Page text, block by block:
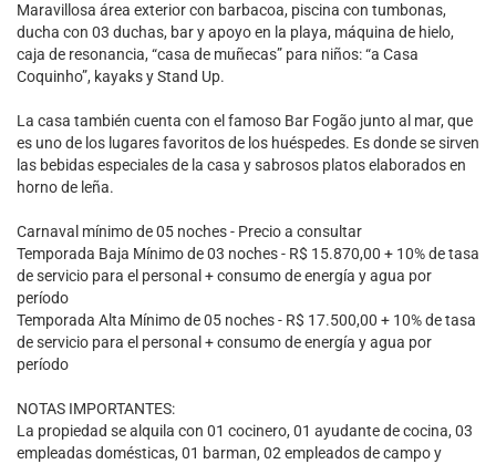
Maravillosa área exterior con barbacoa, piscina con tumbonas,
ducha con 03 duchas, bar y apoyo en la playa, máquina de hielo,
caja de resonancia, “casa de muñecas” para niños: “a Casa
Coquinho”, kayaks y Stand Up.
La casa también cuenta con el famoso Bar Fogão junto al mar, que
es uno de los lugares favoritos de los huéspedes. Es donde se sirven
las bebidas especiales de la casa y sabrosos platos elaborados en
horno de leña.
Carnaval mínimo de 05 noches - Precio a consultar
Temporada Baja Mínimo de 03 noches - R$ 15.870,00 + 10% de tasa
de servicio para el personal + consumo de energía y agua por
período
Temporada Alta Mínimo de 05 noches - R$ 17.500,00 + 10% de tasa
de servicio para el personal + consumo de energía y agua por
período
NOTAS IMPORTANTES:
La propiedad se alquila con 01 cocinero, 01 ayudante de cocina, 03
empleadas domésticas, 01 barman, 02 empleados de campo y